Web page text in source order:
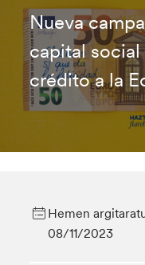
Nueva
capital social
crédito a la
Hemen
08/11/2023